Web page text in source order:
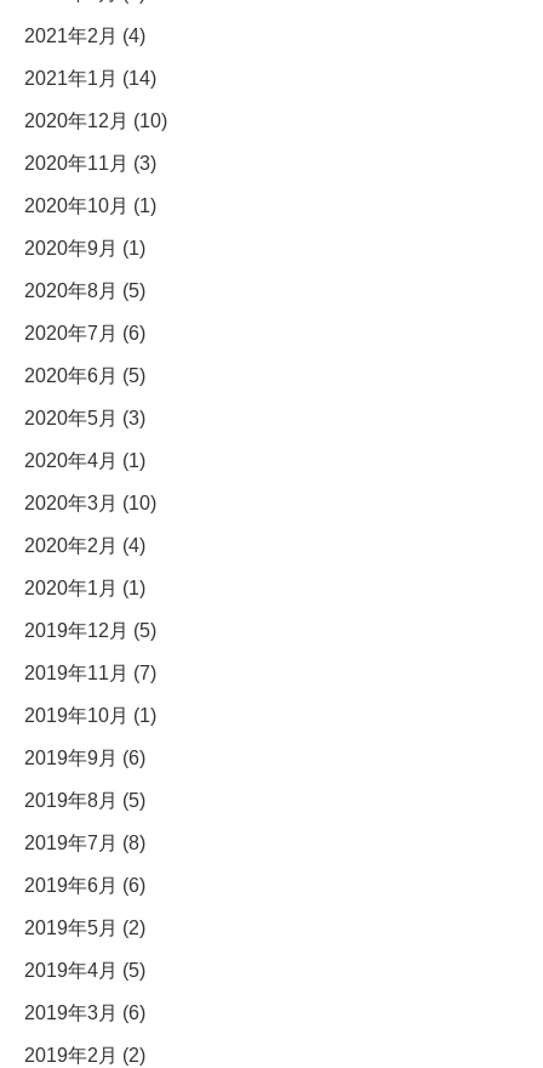
2021年2月 (4)
2021年1月 (14)
2020年12月 (10)
2020年11月 (3)
2020年10月 (1)
2020年9月 (1)
2020年8月 (5)
2020年7月 (6)
2020年6月 (5)
2020年5月 (3)
2020年4月 (1)
2020年3月 (10)
2020年2月 (4)
2020年1月 (1)
2019年12月 (5)
2019年11月 (7)
2019年10月 (1)
2019年9月 (6)
2019年8月 (5)
2019年7月 (8)
2019年6月 (6)
2019年5月 (2)
2019年4月 (5)
2019年3月 (6)
2019年2月 (2)